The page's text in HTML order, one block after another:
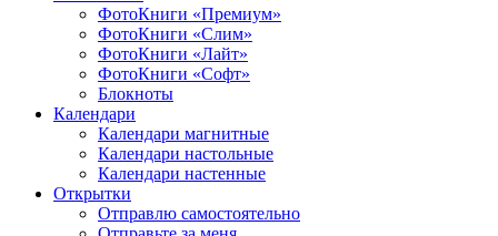
ФотоКниги «Премиум»
ФотоКниги «Слим»
ФотоКниги «Лайт»
ФотоКниги «Софт»
Блокноты
Календари
Календари магнитные
Календари настольные
Календари настенные
Открытки
Отправлю самостоятельно